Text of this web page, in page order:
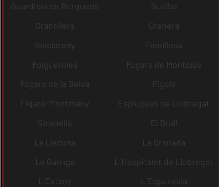
Guardiola de Berguedà
Gualba
Granollers
Granera
Gisclareny
Fonollosa
Folgueroles
Fogars de Montclús
Fogars de la Selva
Fígols
Figaró-Montmany
Esplugues de Llobregat
Gironella
El Brull
La Llacuna
La Granada
La Garriga
L´Hospitalet de Llobregat
L´Estany
L´Espunyola